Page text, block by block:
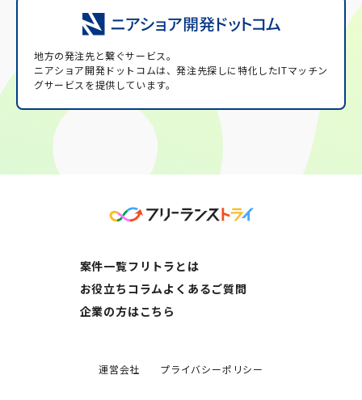
地方の発注先と繋ぐサービス。
ニアショア開発ドットコムは、発注先探しに特化したITマッチン
グサービスを提供しています。
案件一覧フリトラとは
お役立ちコラムよくあるご質問
企業の方はこちら
運営会社 プライバシーポリシー